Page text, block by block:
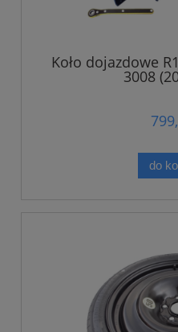
Koło dojazdowe
3008
do